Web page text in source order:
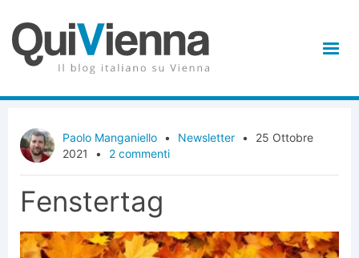
Paolo Manganiello • Newsletter •
25 Ottobre
2021
• 2 commenti
Fenstertag